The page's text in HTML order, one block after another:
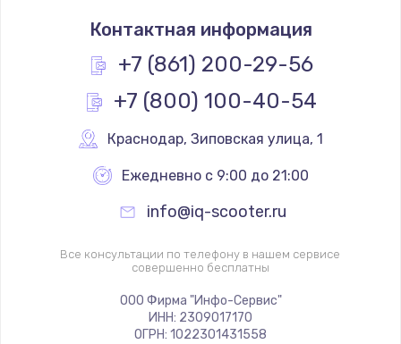
Контактная информация
+7 (861) 200-29-56
+7 (800) 100-40-54
Краснодар, Зиповская улица, 1
Ежедневно с 9:00 до 21:00
info@iq-scooter.ru
Все консультации по телефону в нашем сервисе
совершенно бесплатны
ООО Фирма "Инфо-Сервис"
ИНН: 2309017170
ОГРН: 1022301431558